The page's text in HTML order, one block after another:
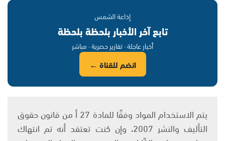
إذاعة الشمس
تابع آخر الأخبار بلحظة بلحظة
أخبار عاجلة · تقارير حصرية · مباشر
انضم للقناة ←
يتم الاستخدام المواد وفقًا للمادة 27 أ من قانون حقوق
التأليف والنشر 2007، وإن كنت تعتقد أنه تم انتهاك